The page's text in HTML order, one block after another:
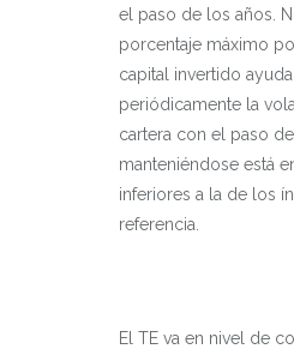
el paso de los años.
porcentaje máximo
capital invertido
periódicamente la
cartera con el paso
manteniéndose está
inferiores a la de los
referencia.
El TE va en nivel de